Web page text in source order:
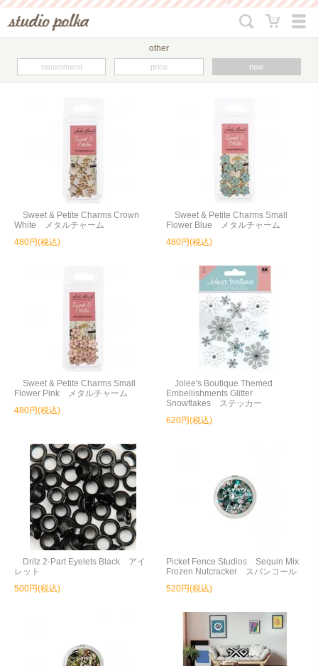
other
recommend price new
Sweet & Petite Charms Crown
White メタルチャーム
480円(税込)
Sweet & Petite Charms Small
Flower Blue メタルチャーム
480円(税込)
Sweet & Petite Charms Small
Flower Pink メタルチャーム
480円(税込)
Jolee's Boutique Themed
Embellishments Glitter
Snowflakes ステッカー
620円(税込)
Dritz 2-Part Eyelets Black アイ
レット
500円(税込)
Picket Fence Studios Sequin Mix
Frozen Nutcracker スパンコール
520円(税込)